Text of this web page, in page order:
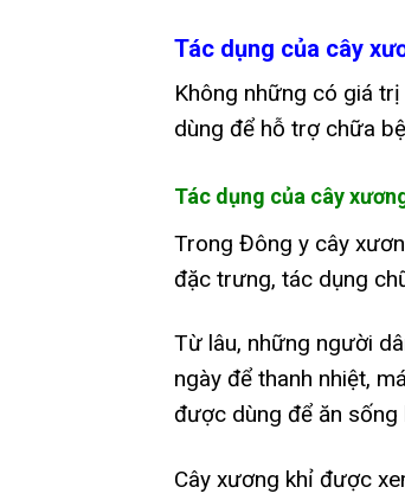
Tác dụng của cây
Không những có giá
dùng để hỗ trợ chữa
Tác dụng của cây
Trong Đông y cây
đặc trưng, tác dụng
Từ lâu, những người
ngày để thanh nhiệt,
được dùng để ăn sống
Cây xương khỉ được